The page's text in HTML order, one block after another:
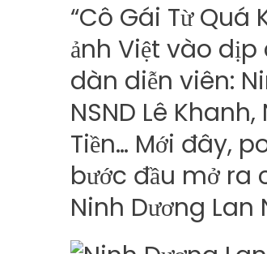
“Cô Gái Từ
ảnh Việt vào
dàn diễn viên:
NSND Lê
Tiền… Mới đây,
bước đầu mở ra
Ninh Dương Lan